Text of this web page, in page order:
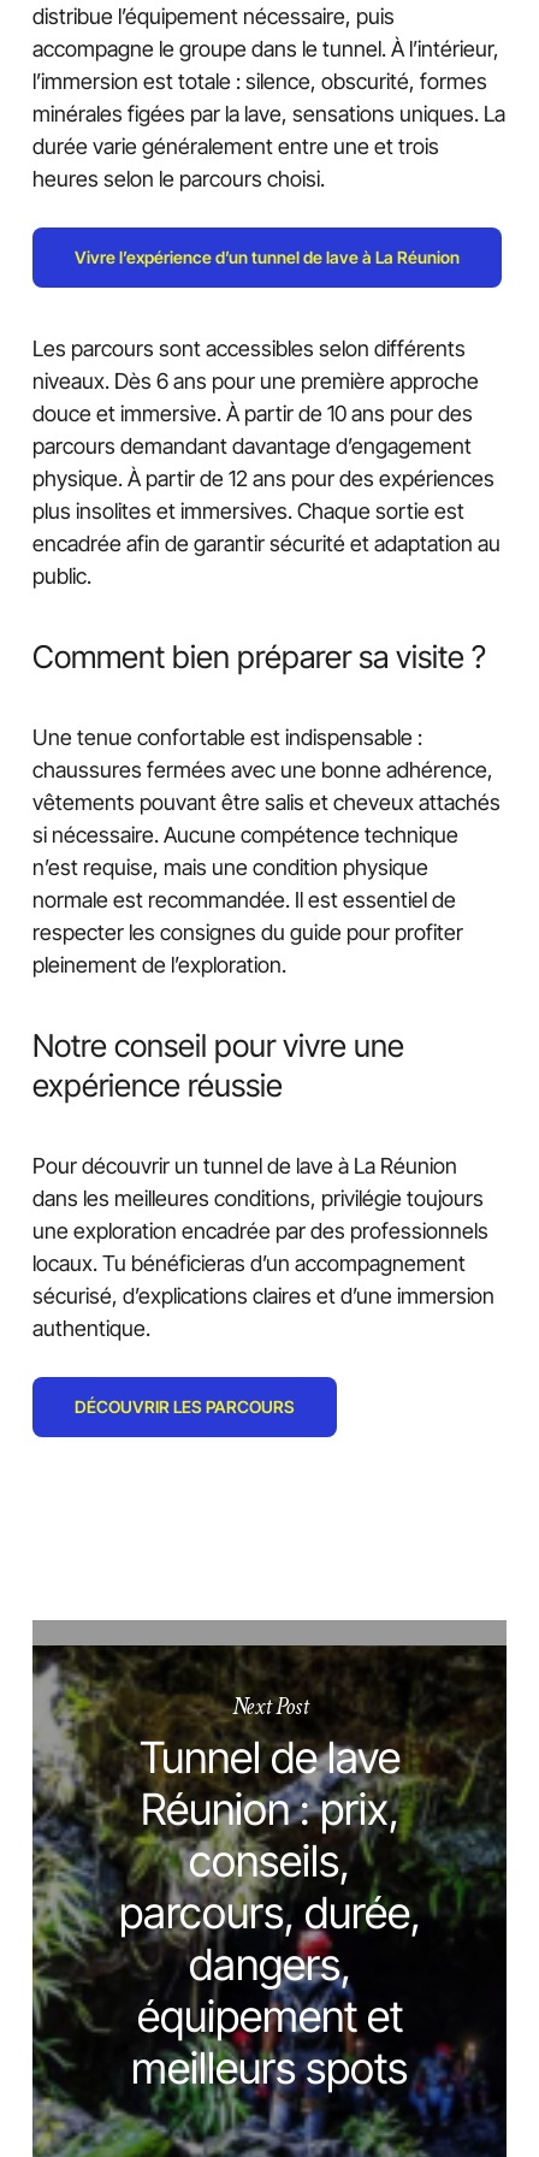
distribue l’équipement nécessaire, puis
accompagne le groupe dans le tunnel. À l’intérieur,
l’immersion est totale : silence, obscurité, formes
minérales figées par la lave, sensations uniques. La
durée varie généralement entre une et trois
heures selon le parcours choisi.
Vivre l’expérience d’un tunnel de lave à La Réunion
Les parcours sont accessibles selon différents
niveaux. Dès 6 ans pour une première approche
douce et immersive. À partir de 10 ans pour des
parcours demandant davantage d’engagement
physique. À partir de 12 ans pour des expériences
plus insolites et immersives. Chaque sortie est
encadrée afin de garantir sécurité et adaptation au
public.
Comment bien préparer sa visite ?
Une tenue confortable est indispensable :
chaussures fermées avec une bonne adhérence,
vêtements pouvant être salis et cheveux attachés
si nécessaire. Aucune compétence technique
n’est requise, mais une condition physique
normale est recommandée. Il est essentiel de
respecter les consignes du guide pour profiter
pleinement de l’exploration.
Notre conseil pour vivre une
expérience réussie
Pour découvrir un tunnel de lave à La Réunion
dans les meilleures conditions, privilégie toujours
une exploration encadrée par des professionnels
locaux. Tu bénéficieras d’un accompagnement
sécurisé, d’explications claires et d’une immersion
authentique.
DÉCOUVRIR LES PARCOURS
Next Post
Tunnel de lave
Réunion : prix,
conseils,
parcours, durée,
dangers,
équipement et
meilleurs spots